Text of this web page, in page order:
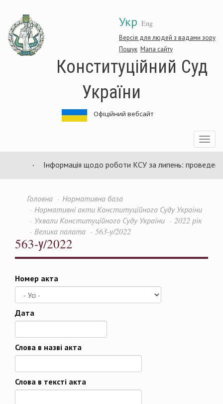
основного
матеріалу
Укр Eng
Версія для людей з вадами зору
Пошук Мапа сайту
Конституційний Суд
України
Офіційний вебсайт
Toggle
Інформація щодо роботи КСУ за липень: проведено
Головна
Нормативна база
Нормативні акти Конституційного Суду України
Ухвали Конституційного Суду України
2022 рік
Велика палата
563-у/2022
563-у/2022
Номер акта
Дата
Дата
Слова в назві акта
Слова в тексті акта